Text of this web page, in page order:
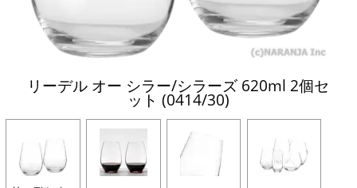
リーデル オー シラー/シラーズ 620ml 2個セ
ット (0414/30)